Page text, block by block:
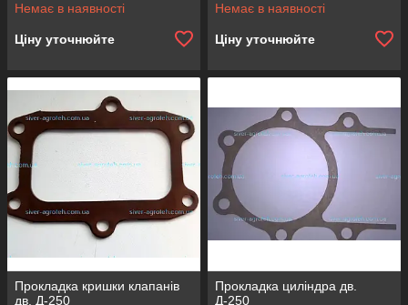
Немає в наявності
Ціну уточнюйте
Немає в наявності
Ціну уточнюйте
Прокладка кришки клапанів
дв. Д-250
Прокладка циліндра дв.
Д-250